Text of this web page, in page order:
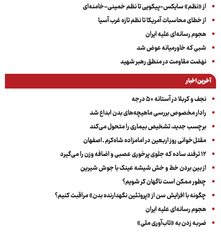
از «نظم» سایکس-پیکویی تا نظم خمینی-خامنه‌ای
از خطای محاسبات آمریکا تا نظم تازه غرب آسیا
هجوم رسانه‌ای علیه ایران
شبی که خاورمیانه عوض شد
نهضت مقاومت در منطق رهبر شهید
آخرین اخبار
نجف و کربلا در آستانه ۵۰ درجه
رادار مخصوص بررسی ماهیچه‌های بدن ابداع شد
برچسب جدید، تشخیص بیماری را متحول می‌کند
مقتل‌خوانی روز اربعین در امامزاده شاه‌کرم ـ اصفهان
۱۲ ترفند ساده که جلوی پرخوری عصبی و اضافه ‌وزن را می‌گیرد
از بین بردن خط و خش شیشه عینک با جوش شیرین
چطور ممکن است ناگهان کر شویم؟
چگونه با افزایش سن از «پروتئین نگهدارنده بدن» مراقبت کنیم؟
هجوم رسانه‌ای علیه ایران
ضربه زدن به «تاب‌آوری ملی»